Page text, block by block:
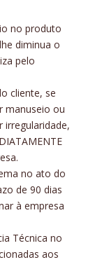
no produto
diminua o
pelo
cliente, se
manuseio ou
irregularidade,
no ato do
de 90 dias
à empresa
Técnica no
aos